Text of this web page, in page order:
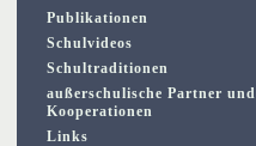
Publikationen
Schulvideos
Schultraditionen
außerschulische Partner und
Kooperationen
Links